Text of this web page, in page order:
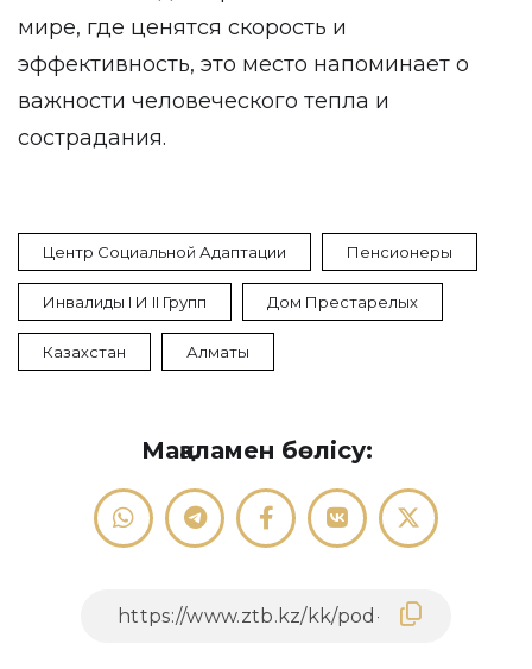
мире, где ценятся скорость и
эффективность, это место напоминает о
важности человеческого тепла и
сострадания.
Центр Социальной Адаптации Пенсионеры
Инвалиды I И II Групп Дом Престарелых
Казахстан Алматы
Мақаламен бөлісу: